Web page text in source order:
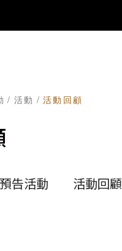
活動 活動回顧
預告活動 活動回顧